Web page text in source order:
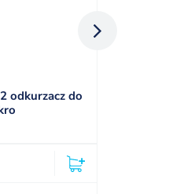
odkurzacz do